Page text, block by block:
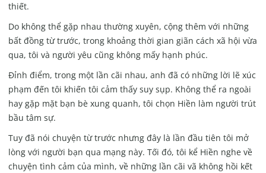
thiết.
Do không thể gặp nhau thường xuyên, cộng thêm với những
bất đồng từ trước, trong khoảng thời gian giãn cách xã hội vừa
qua, tôi và người yêu cũng không mấy hạnh phúc.
Đỉnh điểm, trong một lần cãi nhau, anh đã có những lời lẽ xúc
phạm đến tôi khiến tôi cảm thấy suy sụp. Không thể ra ngoài
hay gặp mặt bạn bè xung quanh, tôi chọn Hiền làm người trút
bầu tâm sự.
Tuy đã nói chuyện từ trước nhưng đây là lần đầu tiên tôi mở
lòng với người bạn qua mạng này. Tối đó, tôi kể Hiền nghe về
chuyện tình cảm của mình, về những lần cãi vã không hồi kết